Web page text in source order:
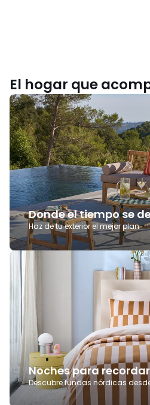
El hogar que
Donde el tiempo se
Haz de tu exterior el mejor plan
Donde
el
tiempo
se
detiene
Noches para recordar
Descubre fundas nórdicas
Noches
para
recordar